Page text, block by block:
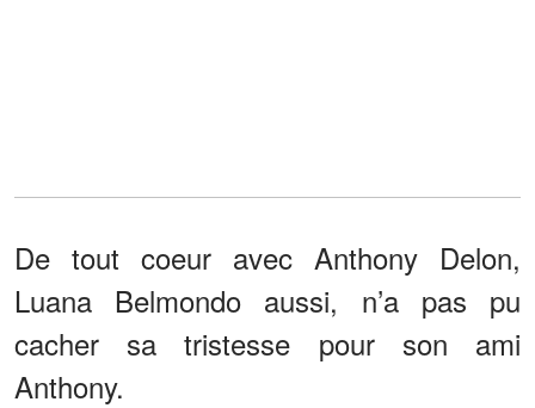
De tout coeur avec Anthony Delon,
Luana Belmondo aussi, n’a pas pu
cacher sa tristesse pour son ami
Anthony.